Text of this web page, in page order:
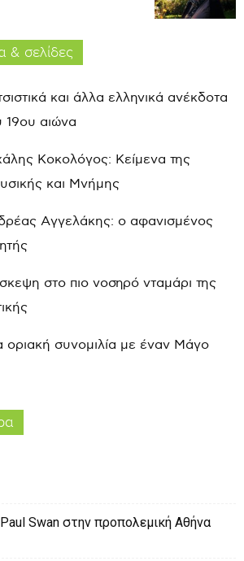
& σελίδες
και άλλα ελληνικά ανέκδοτα
19ου αιώνα
Κοκολόγος: Κείμενα της
και Μνήμης
Αγγελάκης: ο αφανισμένος
στο πιο νοσηρό νταμάρι της
οριακή συνομιλία με έναν Μάγο
Swan στην προπολεμική Αθήνα